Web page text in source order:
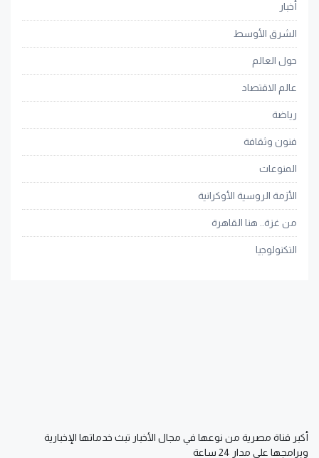
أخبار
الشرق الأوسط
حول العالم
عالم الاقتصاد
رياضة
فنون وثقافة
المنوعات
الأزمة الروسية الأوكرانية
من غزة.. هنا القاهرة
التكنولوجيا
أكبر قناة مصرية من نوعها في مجال الأخبار تبث خدماتها الإخبارية
وبرامجها على مدار 24 ساعة